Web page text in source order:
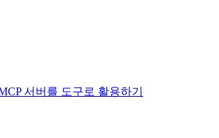
서버를 도구로 활용하기